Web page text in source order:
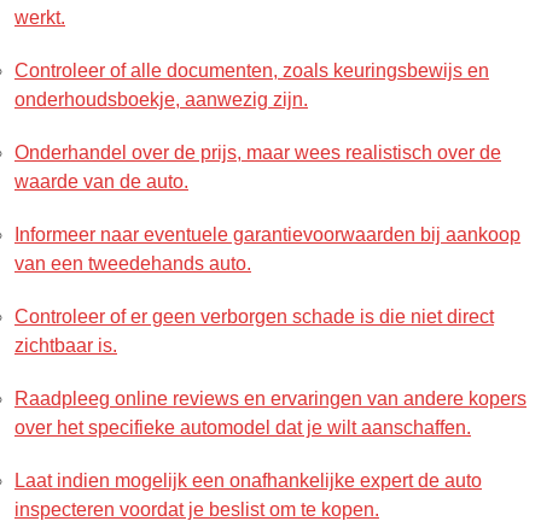
werkt.
Controleer of alle documenten, zoals keuringsbewijs en
onderhoudsboekje, aanwezig zijn.
Onderhandel over de prijs, maar wees realistisch over de
waarde van de auto.
Informeer naar eventuele garantievoorwaarden bij aankoop
van een tweedehands auto.
Controleer of er geen verborgen schade is die niet direct
zichtbaar is.
Raadpleeg online reviews en ervaringen van andere kopers
over het specifieke automodel dat je wilt aanschaffen.
Laat indien mogelijk een onafhankelijke expert de auto
inspecteren voordat je beslist om te kopen.